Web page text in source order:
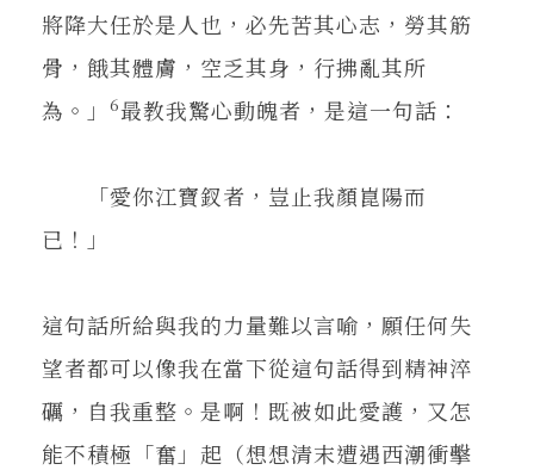
將降大任於是人也，必先苦其心志，勞其筋
骨，餓其體膚，空乏其身，行拂亂其所
為。」
6最教我驚心動魄者，是這一句話：
「愛你江寶釵者，豈止我顏崑陽而
已！」
這句話所給與我的力量難以言喻，願任何失
望者都可以像我在當下從這句話得到精神淬
礪，自我重整。是啊！既被如此愛護，又怎
能不積極「奮」起（想想清末遭遇西潮衝擊